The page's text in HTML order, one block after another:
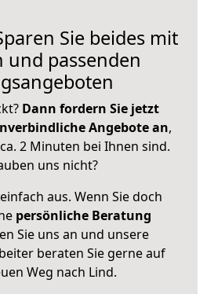
Sie beides mit
und passenden
Dann fordern Sie jetzt
Angebote an,
2 Minuten bei Ihnen sind.
uns nicht?
aus. Wenn Sie doch
persönliche Beratung
Sie uns an und unsere
beraten Sie gerne auf
Weg nach Lind.